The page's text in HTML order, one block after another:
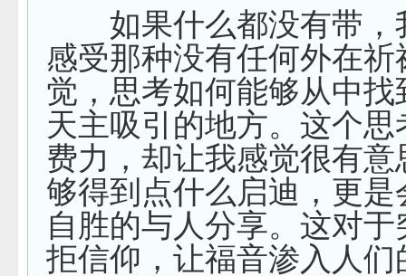
如果什么都没有带，
感受那种没有任何外在祈
觉，思考如何能够从中找
天主吸引的地方。这个思
费力，却让我感觉很有意
够得到点什么启迪，更是
自胜的与人分享。这对
拒信仰，让福音渗入人们